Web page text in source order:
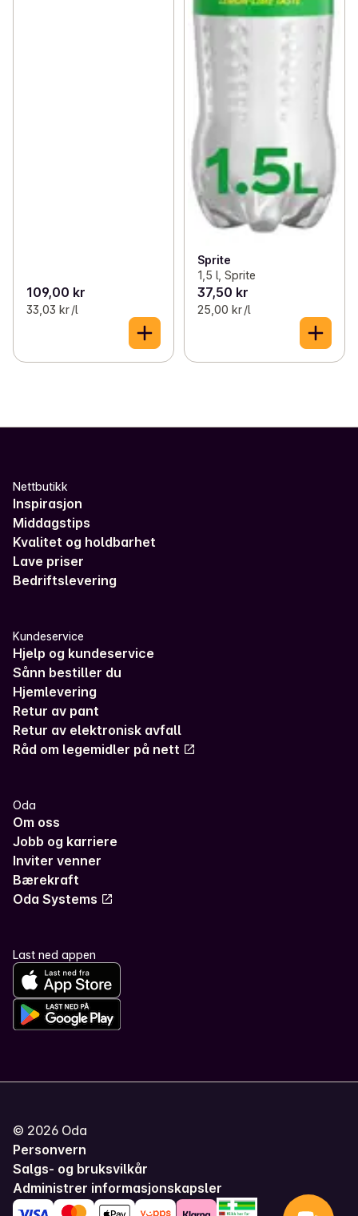
109,00 kr
33,03 kr /l
Sprite
1,5 l, Sprite
37,50 kr
25,00 kr /l
Nettbutikk
Inspirasjon
Middagstips
Kvalitet og holdbarhet
Lave priser
Bedriftslevering
Kundeservice
Hjelp og kundeservice
Sånn bestiller du
Hjemlevering
Retur av pant
Retur av elektronisk avfall
Råd om legemidler på nett
Oda
Om oss
Jobb og karriere
Inviter venner
Bærekraft
Oda Systems
Last ned appen
© 2026 Oda
Personvern
Salgs- og bruksvilkår
Administrer informasjonskapsler